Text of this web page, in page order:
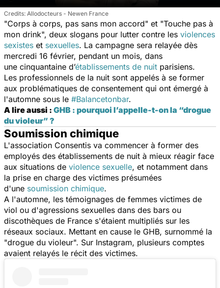
Allodocteurs - Newen France
"Corps à corps, pas sans mon accord" et "Touche pas à
mon drink", deux slogans pour lutter contre les violences
sexistes et sexuelles. La campagne sera relayée dès
mercredi 16 février, pendant un mois, dans
une cinquantaine d’établissements de nuit parisiens.
Les professionnels de la nuit sont appelés à se former
aux problématiques de consentement qui ont émergé à
l'automne sous le #Balancetonbar.
A lire aussi : GHB : pourquoi l’appelle-t-on la “drogue
du violeur” ?
Soumission chimique
L'association Consentis va commencer à former des
employés des établissements de nuit à mieux réagir face
aux situations de violence sexuelle, et notamment dans
la prise en charge des victimes présumées
d'une soumission chimique.
A l'automne, les témoignages de femmes victimes de
viol ou d'agressions sexuelles dans des bars ou
discothèques de France s'étaient multipliés sur les
réseaux sociaux. Mettant en cause le GHB, surnommé la
"drogue du violeur". Sur Instagram, plusieurs comptes
avaient relayés le récit des victimes.